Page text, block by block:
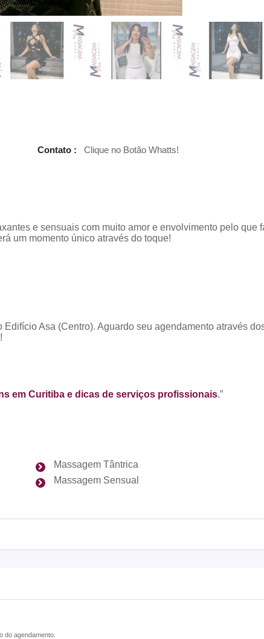
Contato : Clique no Botão Whatts!
e sensuais com muito amor e envolvimento pelo que
um momento único através do toque!
Asa (Centro). Aguardo seu agendamento através
em Curitiba e dicas de serviços profissionais.”
Massagem Tântrica
Massagem Sensual
do agendamento.